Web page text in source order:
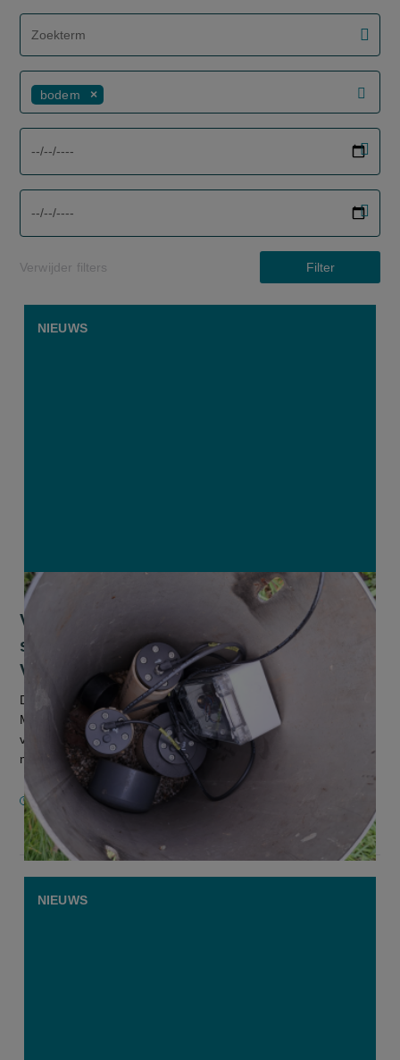
bodem
Verwijder filters Filter
Van meetlint naar hightech: 700
sensoren volgen live grondwaterpeil in
Vlaanderen
De meting van de grondwaterstanden die de Vlaamse
Milieumaatschappij (VMM) maandelijks uitvoert, gebeuren
voortaan live en automatisch. Vroeger gebeurden deze
manueel met een meetlint dat in...
3 DECEMBER 2025
NIEUWS
NIEUWS